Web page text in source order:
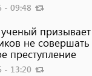
- 09:48
призывает
не совершать
преступление
- 13:20